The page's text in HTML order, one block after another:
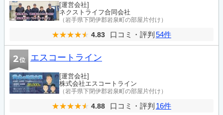
[運営会社]
ネクストライフ合同会社
（岩手県下閉伊郡岩泉町の部屋片付け）
4.83 口コミ・評判 54件
2位 エスコートライン
[運営会社]
株式会社エスコートライン
（岩手県下閉伊郡岩泉町の部屋片付け）
4.88 口コミ・評判 16件